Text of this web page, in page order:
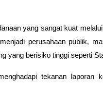
yang sangat kuat
perusahaan publik,
yang berisiko tinggi seperti
tekanan laporan